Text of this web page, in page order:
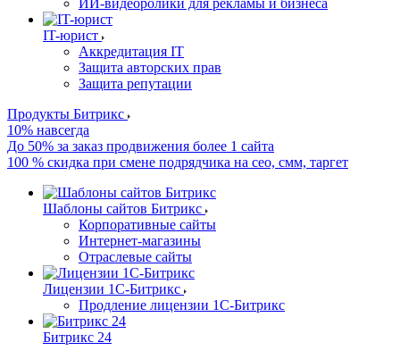
ИИ-видеоролики для рекламы и бизнеса
IT-юрист
Аккредитация IT
Защита авторских прав
Защита репутации
Продукты Битрикс
10% навсегда
До 50% за заказ продвижения более 1 сайта
100 % скидка при смене подрядчика на сео, смм, таргет
Шаблоны сайтов Битрикс
Корпоративные сайты
Интернет-магазины
Отраслевые сайты
Лицензии 1С-Битрикс
Продление лицензии 1С-Битрикс
Битрикс 24